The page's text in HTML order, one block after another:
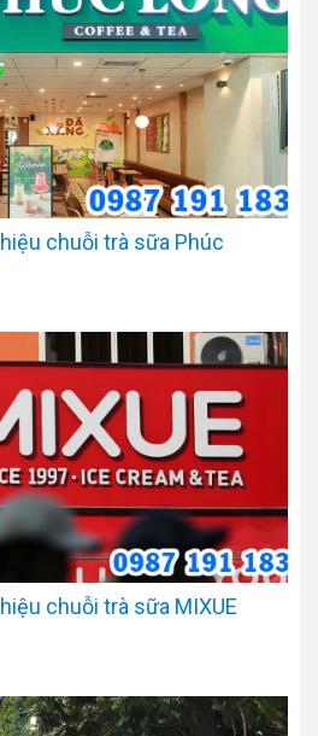
chuỗi trà sữa Phúc
chuỗi trà sữa MIXUE